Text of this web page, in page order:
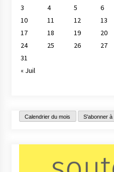
3
4 5 6
10
11 12 13
17
18 19 20
24
25 26 27
31
« Juil
Calendrier du mois S'abonner à